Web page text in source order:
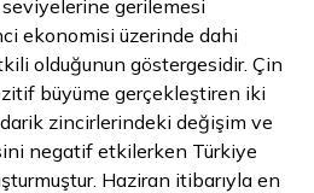
gerilemesi
ekonomisi üzerinde dahi
olduğunun göstergesidir. Çin
büyüme gerçekleştiren iki
zincirlerindeki değişim ve
negatif etkilerken Türkiye
Haziran itibarıyla en